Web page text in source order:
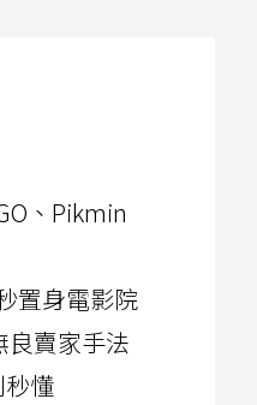
、Pikmin
置身電影院
良賣家手法
懂